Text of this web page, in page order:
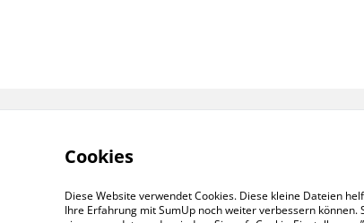
Cookies
Diese Website verwendet Cookies. Diese kleine Dateien
Ihre Erfahrung mit SumUp noch weiter verbessern